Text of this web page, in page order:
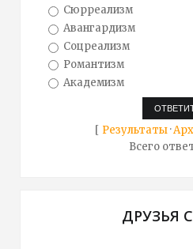
Сюрреализм
Авангардизм
Соцреализм
Романтизм
Академизм
[ Результаты·
Всего
ДРУЗЬЯ